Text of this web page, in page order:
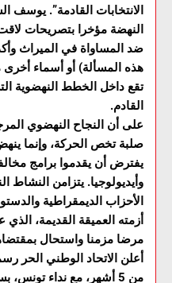
الانتخابات القادمة”.
النهضة مؤخرا بتصريحات
ضد المساواة في الميراث
هذه المسألة) أو أسماء أخرى
تقع داخل الخطط النهضوية
القادم.
على أن النجاح النهضوي
صلبة تخص الحركة، وإنما
يفترض أن يقدموا برامج
وأيديولوجيا. يتزامن النشاط
الأحزاب الديمقراطية
أزمته العميقة القديمة،
مرضا مزمنا واستحال
أعلن الاتحاد الوطني الحر
من 5 أشهر، مع نداء